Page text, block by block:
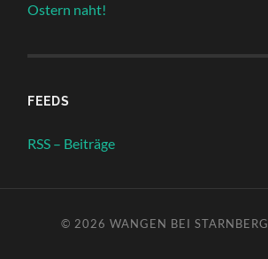
Ostern naht!
FEEDS
RSS – Beiträge
© 2026 WANGEN BEI STARNBERG